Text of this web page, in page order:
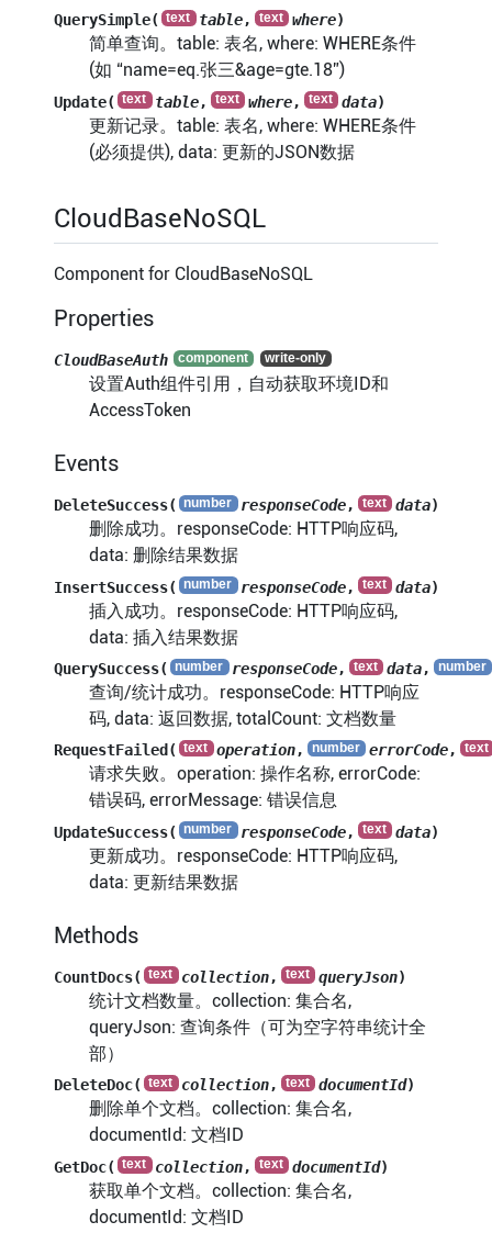
QuerySimple( table, where)
简单查询。table: 表名, where: WHERE条件
(如 “name=eq.张三&age=gte.18”)
Update( table, where, data)
更新记录。table: 表名, where: WHERE条件
(必须提供), data: 更新的JSON数据
CloudBaseNoSQL
Component for CloudBaseNoSQL
Properties
CloudBaseAuth
设置Auth组件引用，自动获取环境ID和
AccessToken
Events
DeleteSuccess( responseCode, data)
删除成功。responseCode: HTTP响应码,
data: 删除结果数据
InsertSuccess( responseCode, data)
插入成功。responseCode: HTTP响应码,
data: 插入结果数据
QuerySuccess( responseCode, data,
查询/统计成功。responseCode: HTTP响应
码, data: 返回数据, totalCount: 文档数量
RequestFailed( operation, errorCode,
请求失败。operation: 操作名称, errorCode:
错误码, errorMessage: 错误信息
UpdateSuccess( responseCode, data)
更新成功。responseCode: HTTP响应码,
data: 更新结果数据
Methods
CountDocs( collection, queryJson)
统计文档数量。collection: 集合名,
queryJson: 查询条件（可为空字符串统计全
部）
DeleteDoc( collection, documentId)
删除单个文档。collection: 集合名,
documentId: 文档ID
GetDoc( collection, documentId)
获取单个文档。collection: 集合名,
documentId: 文档ID